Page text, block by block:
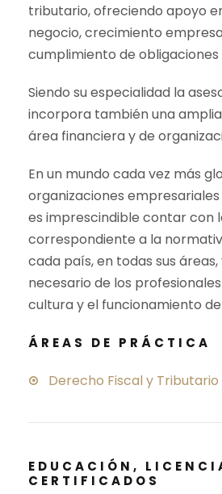
tributario, ofreciendo apoyo
negocio, crecimiento
cumplimiento de obligaciones
Siendo su especialidad la
incorpora también una
área financiera y de
En un mundo cada vez más
organizaciones
es imprescindible contar con
correspondiente a la
cada país, en todas sus
necesario de los
cultura y el funcionamiento
ÁREAS DE PRÁCTICA
Derecho Fiscal y Tributario
EDUCACIÓN,
CERTIFICADOS